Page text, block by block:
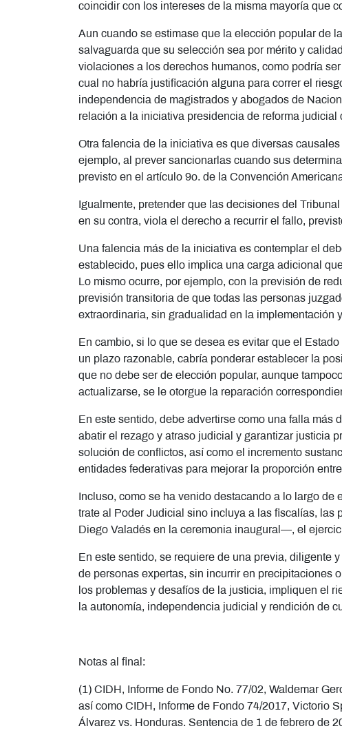
coincidir con los intereses de la misma mayoría que
Aun cuando se estimase que la elección popular de
salvaguarda que su selección sea por mérito y
violaciones a los derechos humanos, como podría
cual no habría justificación alguna para correr el
independencia de magistrados y abogados de
relación a la iniciativa presidencia de reforma judicial
Otra falencia de la iniciativa es que diversas
ejemplo, al prever sancionarlas cuando sus
previsto en el artículo 9o. de la Convención
Igualmente, pretender que las decisiones del
en su contra, viola el derecho a recurrir el fallo,
Una falencia más de la iniciativa es contemplar el
establecido, pues ello implica una carga adicional
Lo mismo ocurre, por ejemplo, con la previsión de
previsión transitoria de que todas las personas
extraordinaria, sin gradualidad en la implementación
En cambio, si lo que se desea es evitar que el
un plazo razonable, cabría ponderar establecer la
que no debe ser de elección popular, aunque
actualizarse, se le otorgue la reparación
En este sentido, debe advertirse como una falla
abatir el rezago y atraso judicial y garantizar justicia
solución de conflictos, así como el incremento
entidades federativas para mejorar la proporción
Incluso, como se ha venido destacando a lo largo
trate al Poder Judicial sino incluya a las fiscalías,
Diego Valadés en la ceremonia inaugural—, el
En este sentido, se requiere de una previa, diligente
de personas expertas, sin incurrir en precipitaciones
los problemas y desafíos de la justicia, impliquen el
la autonomía, independencia judicial y rendición de
Notas al final:
(1) CIDH, Informe de Fondo No. 77/02, Waldemar
así como CIDH, Informe de Fondo 74/2017, Victorio
Álvarez vs. Honduras. Sentencia de 1 de febrero de